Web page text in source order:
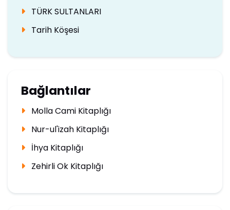
TÜRK SULTANLARI
Tarih Köşesi
Bağlantılar
Molla Cami Kitaplığı
Nur-ul'izah Kitaplığı
İhya Kitaplığı
Zehirli Ok Kitaplığı